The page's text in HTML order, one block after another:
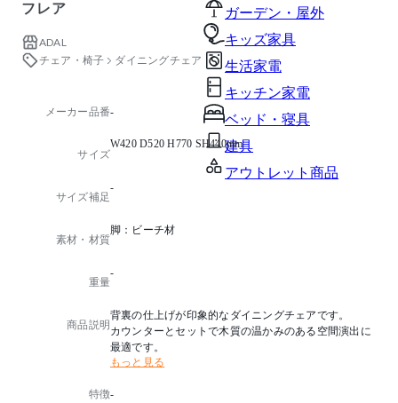
ガーデン・屋外
キッズ家具
生活家電
キッチン家電
ベッド・寝具
建具
アウトレット商品
フレア
ADAL
チェア・椅子
ダイニングチェア
メーカー品番-
サイズ
W420 D520 H770 SH440mm
サイズ補足
-
素材・材質
脚：ビーチ材
重量
-
商品説明
背裏の仕上げが印象的なダイニングチェアです。
カウンターとセットで木質の温かみのある空間演出に
最適です。
もっと見る
特徴-